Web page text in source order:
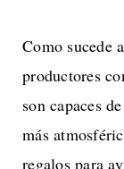
Como sucede
productores
son capaces
más
regalos para